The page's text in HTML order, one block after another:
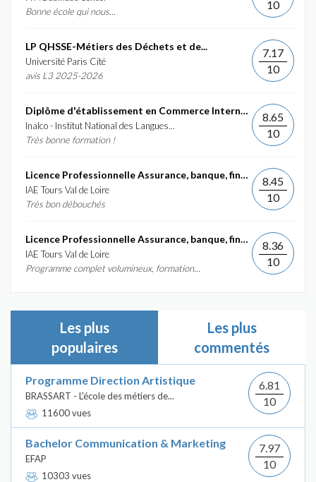
Bonne école qui nous...
10
LP QHSSE-Métiers des Déchets et de...
Université Paris Cité
avis L3 2025-2026
7.17
10
Diplôme d'établissement en Commerce International et...
Inalco - Institut National des Langues...
Très bonne formation !
8.65
10
Licence Professionnelle Assurance, banque, finance :...
IAE Tours Val de Loire
Très bon débouchés
8.45
10
Licence Professionnelle Assurance, banque, finance :...
IAE Tours Val de Loire
Programme complet volumineux, formation...
8.36
10
Les plus
populaires
Les plus
commentés
Programme Direction Artistique
BRASSART - L'école des métiers de...
11600 vues
6.81
10
Bachelor Communication & Marketing
EFAP
10303 vues
7.97
10